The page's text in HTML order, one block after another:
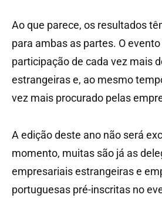
Ao que parece, os resultados
para ambas as partes. O
participação de cada vez mais
estrangeiras e, ao mesmo
vez mais procurado pelas
A edição deste ano não será
momento, muitas são já as
empresariais estrangeiras e
portuguesas pré-inscritas no